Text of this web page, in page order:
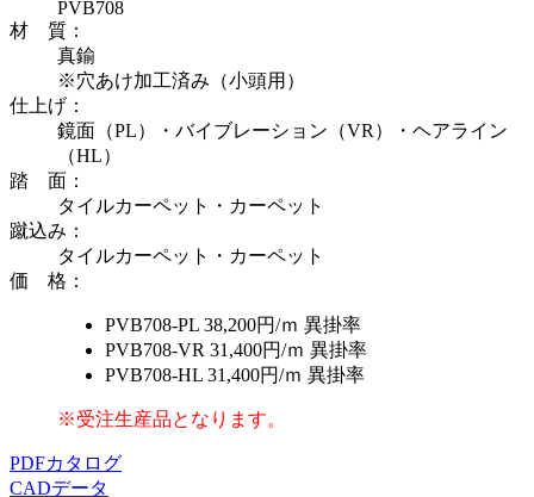
PVB708
材 質 ：
真鍮
※穴あけ加工済み（小頭用）
仕上げ ：
鏡面（PL）・バイブレーション（VR）・ヘアライン
（HL）
踏 面 ：
タイルカーペット・カーペット
蹴込み ：
タイルカーペット・カーペット
価 格 ：
PVB708-PL 38,200円/ｍ 異掛率
PVB708-VR 31,400円/ｍ 異掛率
PVB708-HL 31,400円/ｍ 異掛率
※受注生産品となります。
PDFカタログ
CADデータ